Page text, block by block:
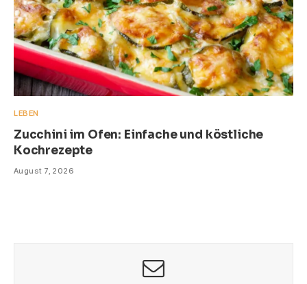
LEBEN
Zucchini im Ofen: Einfache und köstliche
Kochrezepte
August 7, 2026